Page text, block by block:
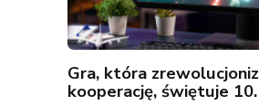
Gra, która
kooperację, świętuje